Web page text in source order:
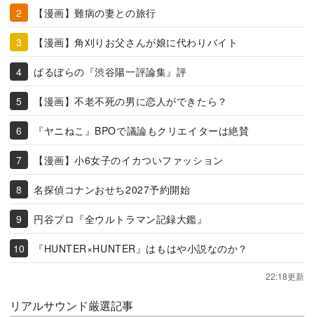
【漫画】難病の妻との旅行
【漫画】角刈りお父さんが娘に代わりバイト
ばるぼらの『渋谷陽一評論集』評
【漫画】不老不死の男に恋人ができたら？
『ヤニねこ』BPOで議論もクリエイターは絶賛
【漫画】小6女子のイカついファッション
名探偵コナンおせち2027予約開始
円谷プロ『全ウルトラマン記録大鑑』
『HUNTER×HUNTER』はもはや小説なのか？
22:18更新
リアルサウンド厳選記事